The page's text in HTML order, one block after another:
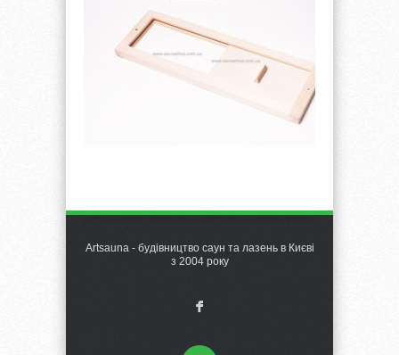
Artsauna - будівництво саун та лазень в Києві
з 2004 року
F